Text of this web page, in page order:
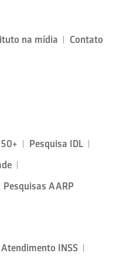
na mídia
Contato
Pesquisa IDL
Pesquisas AARP
Atendimento INSS